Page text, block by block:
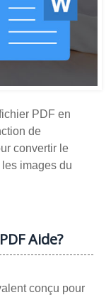
PDF en
de
convertir le
images du
Aide?
conçu pour